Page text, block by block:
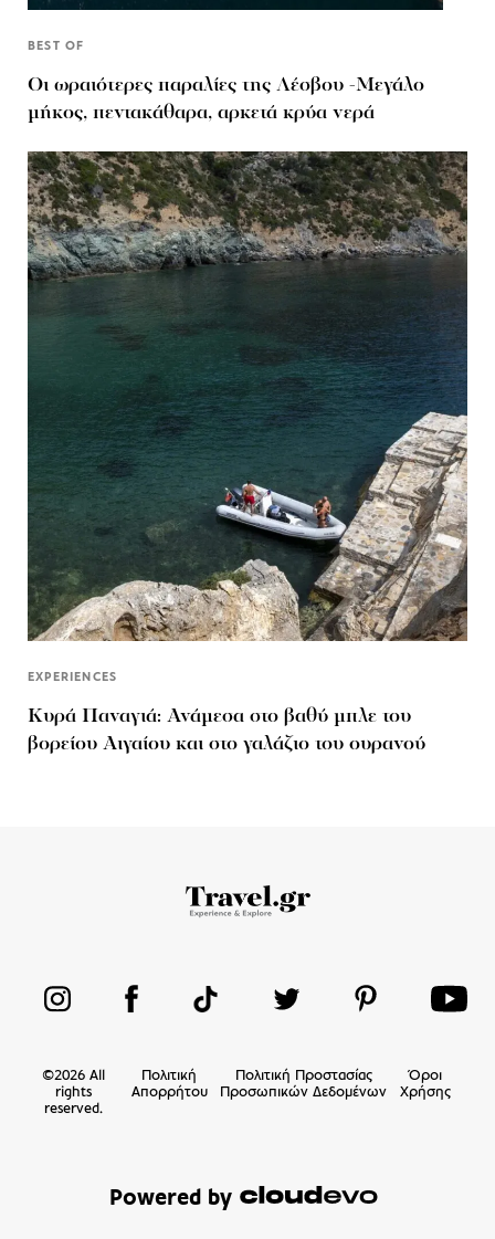
BEST OF
Οι ωραιότερες παραλίες της Λέσβου -Μεγάλο
μήκος, πεντακάθαρα, αρκετά κρύα νερά
EXPERIENCES
Κυρά Παναγιά: Ανάμεσα στο βαθύ μπλε του
βορείου Αιγαίου και στο γαλάζιο του ουρανού
©2026 All
rights
reserved.
Πολιτική
Απορρήτου
Πολιτική Προστασίας
Προσωπικών Δεδομένων
Όροι
Χρήσης
Powered by